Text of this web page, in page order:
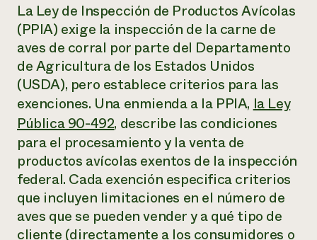
La Ley de Inspección de Productos Avícolas
(PPIA) exige la inspección de la carne de
aves de corral por parte del Departamento
de Agricultura de los Estados Unidos
(USDA), pero establece criterios para las
exenciones. Una enmienda a la PPIA,la Ley
Pública 90-492, describe las condiciones
para el procesamiento y la venta de
productos avícolas exentos de la inspección
federal. Cada exención especifica criterios
que incluyen limitaciones en el número de
aves que se pueden vender y a qué tipo de
cliente (directamente a los consumidores o